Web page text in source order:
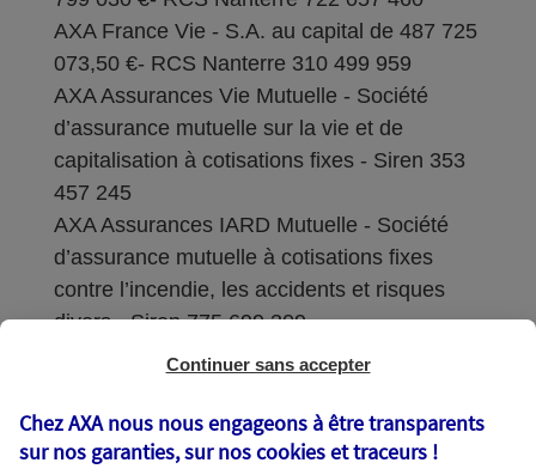
AXA France Vie - S.A. au capital de 487 725
073,50 €- RCS Nanterre 310 499 959
AXA Assurances Vie Mutuelle - Société
d’assurance mutuelle sur la vie et de
capitalisation à cotisations fixes - Siren 353
457 245
AXA Assurances IARD Mutuelle - Société
d’assurance mutuelle à cotisations fixes
contre l’incendie, les accidents et risques
divers - Siren 775 699 309
Sièges sociaux : 313 Terrasses de l’Arche –
Coordonnées de l'Autorité de contrôle
Continuer sans accepter
Chez AXA nous nous engageons à être transparents
sur nos garanties, sur noscookies et traceurs !